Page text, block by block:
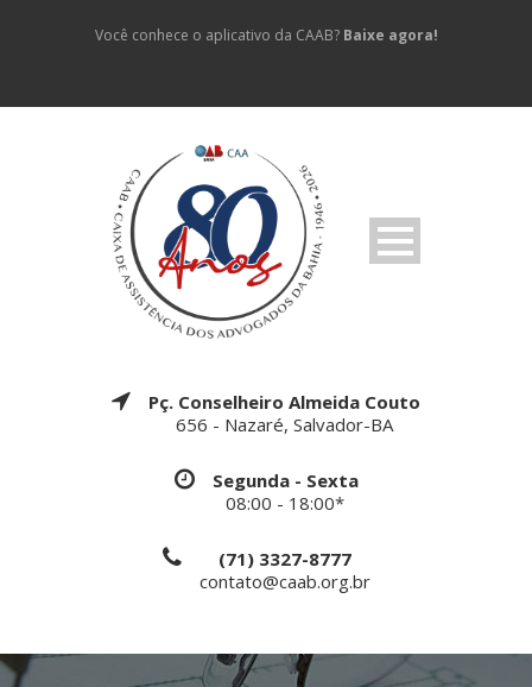
Você conhece o aplicativo da CAAB? Baixe agora!
Pç. Conselheiro Almeida Couto
656 - Nazaré, Salvador-BA
Segunda - Sexta
08:00 - 18:00*
(71) 3327-8777
contato@caab.org.br